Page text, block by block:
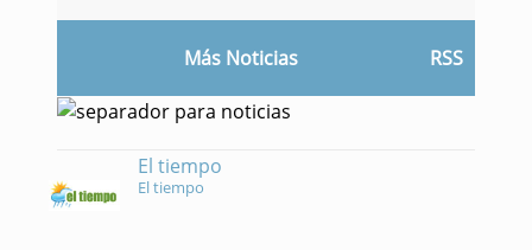
Más Noticias RSS
El tiempo
El tiempo